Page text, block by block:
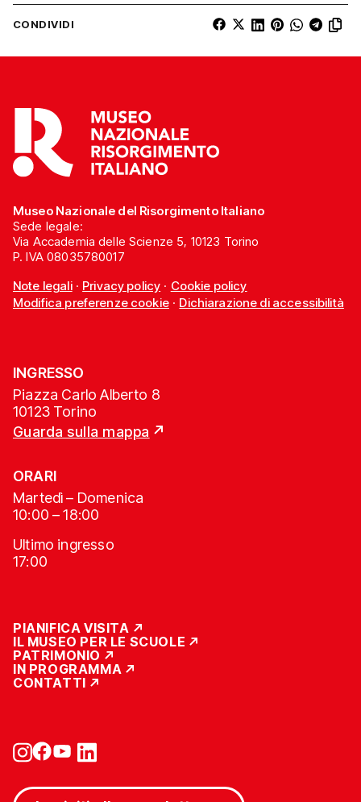
CONDIVIDI
Museo Nazionale del Risorgimento Italiano
Sede legale:
Via Accademia delle Scienze 5, 10123 Torino
P. IVA 08035780017
Note legali· Privacy policy · Cookie policy
Modifica preferenze cookie· Dichiarazione di accessibilità
INGRESSO
Piazza Carlo Alberto 8
10123 Torino
Guarda sulla mappa
ORARI
Martedì – Domenica
10:00 – 18:00
Ultimo ingresso
17:00
PIANIFICA VISITA
IL MUSEO PER LE SCUOLE
PATRIMONIO
IN PROGRAMMA
CONTATTI